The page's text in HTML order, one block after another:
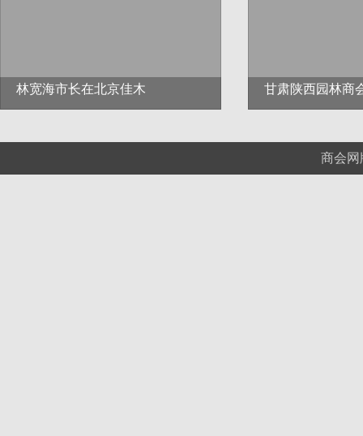
林宽海市长在北京佳木 甘肃陕西园林商
商会网